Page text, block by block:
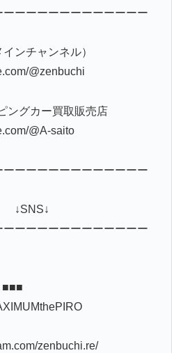
ーーーーーーーーーーーー
ンチャンネル）
@zenbuchi
ングカー買取販売店
@A-saito
ーーーーーーーーーーーー
ーーーーーーーーーーーー
zenbuchi.re/